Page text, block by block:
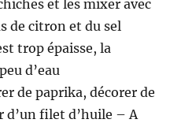
et les mixer avec
de citron et du sel
trop épaisse, la
d’eau
de paprika, décorer de
d’un filet d’huile – A